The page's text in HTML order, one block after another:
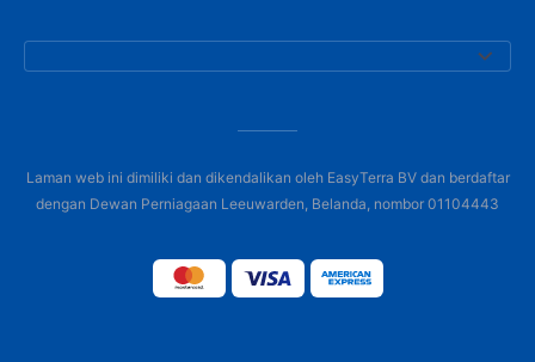
Laman web ini dimiliki dan dikendalikan oleh EasyTerra BV dan berdaftar
dengan Dewan Perniagaan Leeuwarden, Belanda, nombor 01104443